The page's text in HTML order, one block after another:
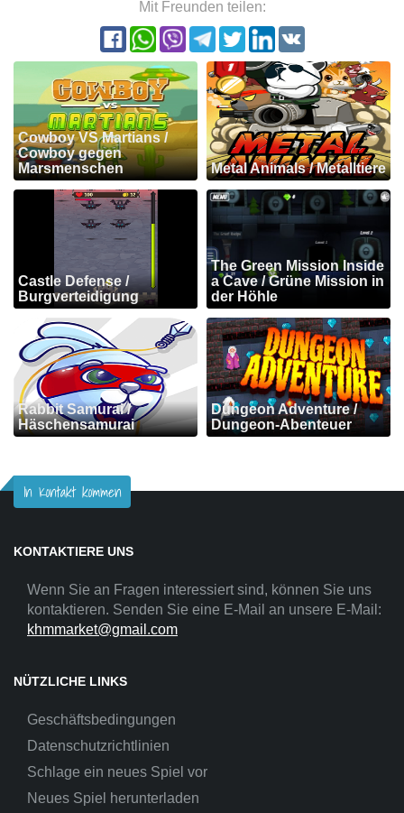
Mit Freunden teilen:
Cowboy VS Martians /
Cowboy gegen
Marsmenschen
Metal Animals / Metalltiere
Castle Defense /
Burgverteidigung
The Green Mission Inside
a Cave / Grüne Mission in
der Höhle
Rabbit Samurai /
Häschensamurai
Dungeon Adventure /
Dungeon-Abenteuer
In Kontakt kommen
KONTAKTIERE UNS
Wenn Sie an Fragen interessiert sind, können Sie uns
kontaktieren. Senden Sie eine E-Mail an unsere E-Mail:
khmmarket@gmail.com
NÜTZLICHE LINKS
Geschäftsbedingungen
Datenschutzrichtlinien
Schlage ein neues Spiel vor
Neues Spiel herunterladen